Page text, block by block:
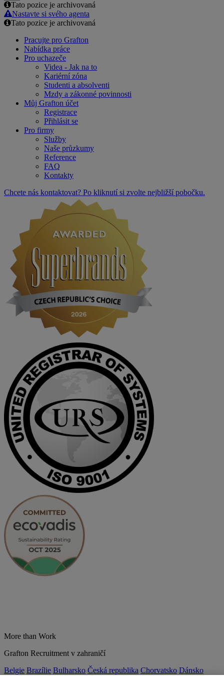
Email
Tato pozice je archivovaná
Nastavte si svého agenta
Tato pozice je archivovaná
Pracujte pro Grafton
Nabídka práce
Pro uchazeče
Videa - Jak na to
Kariérní zóna
Studenti a absolventi
Mzdy a zákonné povinnosti
Můj Grafton účet
Registrace
Přihlásit se
Pro firmy
Služby
Naše průzkumy
Reference
FAQ
Kontakty
Chcete nás kontaktovat? Po kliknutí si zvolte nejbližší pobočku.
More than Work
Grafton Recruitment v zahraničí
Belgie Brazílie Bulharsko Česká republika Chorvatsko Dánsko